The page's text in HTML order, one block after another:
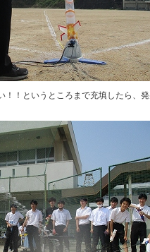
！！というところまで充填したら、